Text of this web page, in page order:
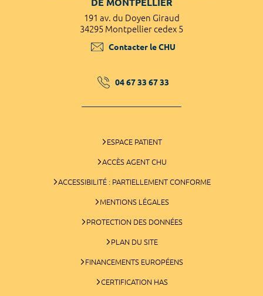
191 av. du Doyen Giraud
34295 Montpellier cedex 5
Contacter le CHU
04 67 33 67 33
ESPACE PATIENT
ACCÈS AGENT CHU
ACCESSIBILITÉ : PARTIELLEMENT CONFORME
MENTIONS LÉGALES
PROTECTION DES DONNÉES
PLAN DU SITE
FINANCEMENTS EUROPÉENS
CERTIFICATION HAS